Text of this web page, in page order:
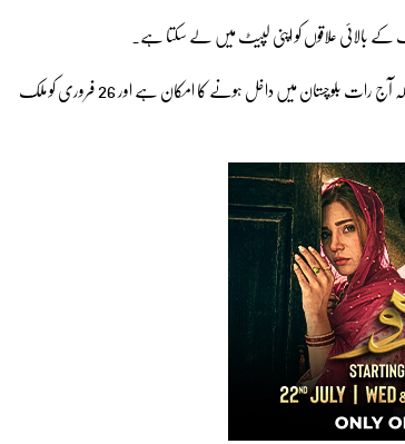
کے بالائی علاقوں کو اپنی لپیٹ میں لے سکتا ہے۔
نجی ٹی وی کے مطابق محکمہ موسمیات کا کہنا ہے کہ مغربی ہواؤں کا نیا سلسلہ آج رات بلوچستان میں داخل ہونے کا امکان ہے اور 26 فروری کو ملک